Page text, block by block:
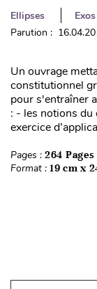
Ellipses
Parution :
Un ouvrage
constitutionnel
pour s'entraîner
: - les notions du
exercice
Pages : 264 Pages
Format : 19 cm x